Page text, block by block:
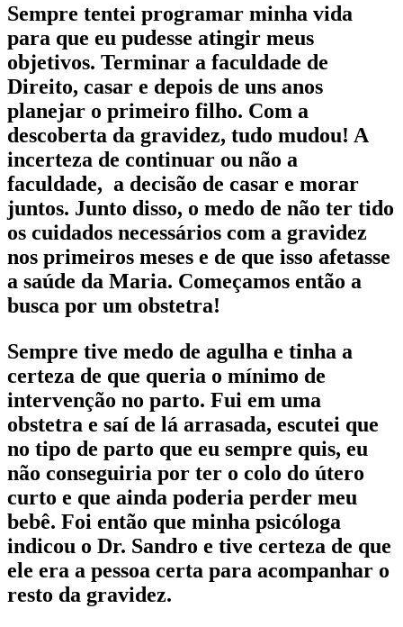
Sempre tentei programar minha vida
para que eu pudesse atingir meus
objetivos. Terminar a faculdade de
Direito, casar e depois de uns anos
planejar o primeiro filho. Com a
descoberta da gravidez, tudo mudou! A
incerteza de continuar ou não a
faculdade, a decisão de casar e morar
juntos. Junto disso, o medo de não ter tido
os cuidados necessários com a gravidez
nos primeiros meses e de que isso afetasse
a saúde da Maria. Começamos então a
busca por um obstetra!
Sempre tive medo de agulha e tinha a
certeza de que queria o mínimo de
intervenção no parto. Fui em uma
obstetra e saí de lá arrasada, escutei que
no tipo de parto que eu sempre quis, eu
não conseguiria por ter o colo do útero
curto e que ainda poderia perder meu
bebê. Foi então que minha psicóloga
indicou o Dr. Sandro e tive certeza de que
ele era a pessoa certa para acompanhar o
resto da gravidez.